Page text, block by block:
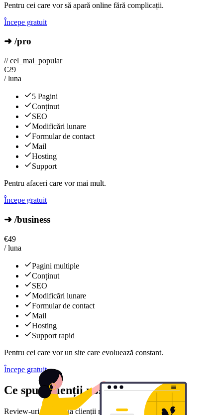
Pentru cei care vor să apară online fără complicații.
Începe gratuit
➜ /pro
// cel_mai_popular
€29
/ luna
5 Pagini
Conținut
SEO
Modificări lunare
Formular de contact
Mail
Hosting
Support
Pentru afaceri care vor mai mult.
Începe gratuit
➜ /business
€49
/ luna
Pagini multiple
Conținut
SEO
Modificări lunare
Formular de contact
Mail
Hosting
Support rapid
Pentru cei care vor un site care evoluează constant.
Începe gratuit
Ce spun clienții noștri
Review-uri reale de la clienții noștri mulțumiți